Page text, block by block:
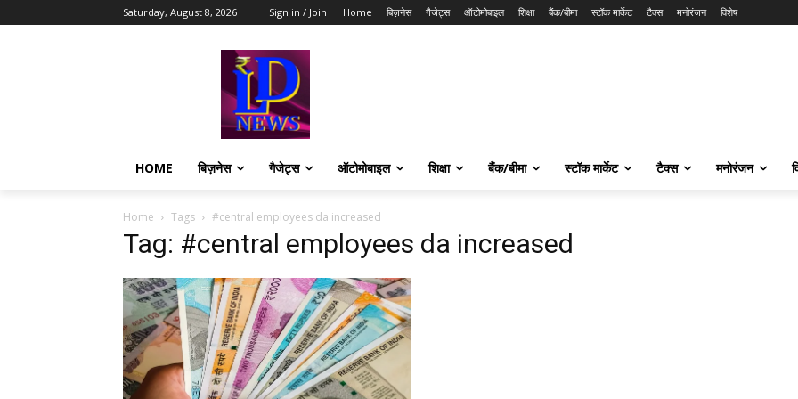
Saturday, August 8, 2026 Sign in / Join Home बिज़नेस गैजेट्स ऑटोमोबाइल शिक्षा बैंक/बीमा स्टॉक मार्केट टैक्स मनोरंजन विशेष
HOME बिज़नेस गैजेट्स ऑटोमोबाइल शिक्षा बैंक/बीमा स्टॉक मार्केट टैक्स मनोरंजन
Home Tags #central employees da increased
Tag: #central employees da increased